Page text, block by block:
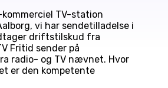
TV-station
vi har sendetilladelse i
driftstilskud fra
Fritid sender på
radio- og TV nævnet. Hvor
er den kompetente